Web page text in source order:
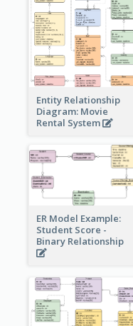
Entity Relationship
Diagram: Movie
Rental System
ER Model Example:
Student Score -
Binary Relationship